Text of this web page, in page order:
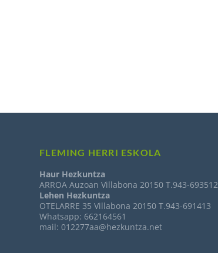
FLEMING HERRI ESKOLA
Haur Hezkuntza
ARROA Auzoan Villabona 20150 T.943-693512
Lehen Hezkuntza
OTELARRE 35 Villabona 20150 T.943-691413
Whatsapp: 662164561
mail: 012277aa@hezkuntza.net